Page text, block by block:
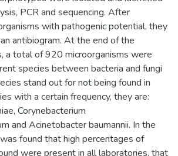
PCR and sequencing. After
with pathogenic potential, they
antibiogram. At the end of the
a total of 920 microorganisms were
species between bacteria and fungi
stand out for not being found in
with a certain frequency, they are:
Corynebacterium
and Acinetobacter baumannii. In the
found that high percentages of
were present in all laboratories, that